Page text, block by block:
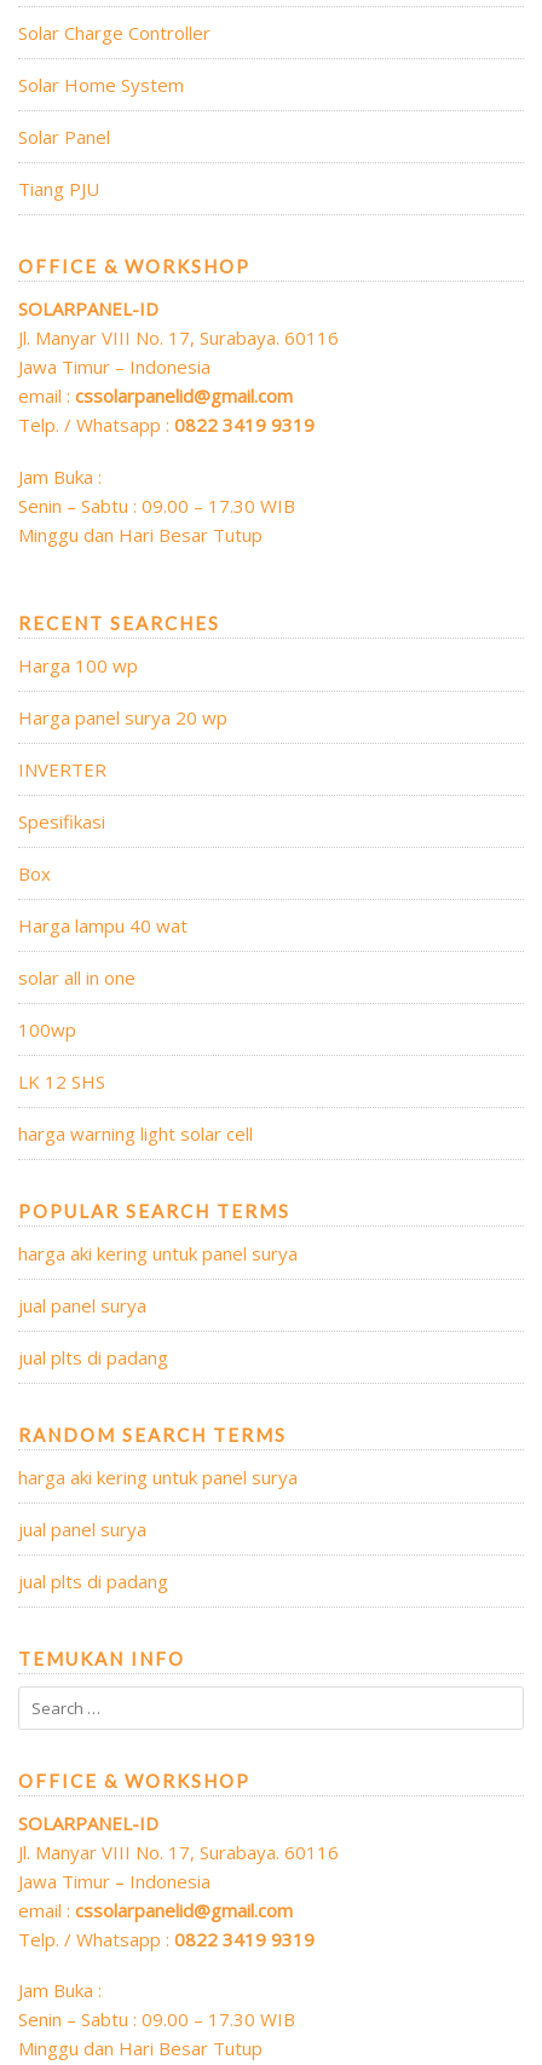
Solar Charge Controller
Solar Home System
Solar Panel
Tiang PJU
OFFICE & WORKSHOP
SOLARPANEL-ID
Jl. Manyar VIII No. 17, Surabaya. 60116
Jawa Timur – Indonesia
email : cssolarpanelid@gmail.com
Telp. / Whatsapp : 0822 3419 9319
Jam Buka :
Senin – Sabtu : 09.00 – 17.30 WIB
Minggu dan Hari Besar Tutup
RECENT SEARCHES
Harga 100 wp
Harga panel surya 20 wp
INVERTER
Spesifikasi
Box
Harga lampu 40 wat
solar all in one
100wp
LK 12 SHS
harga warning light solar cell
POPULAR SEARCH TERMS
harga aki kering untuk panel surya
jual panel surya
jual plts di padang
RANDOM SEARCH TERMS
harga aki kering untuk panel surya
jual panel surya
jual plts di padang
TEMUKAN INFO
OFFICE & WORKSHOP
SOLARPANEL-ID
Jl. Manyar VIII No. 17, Surabaya. 60116
Jawa Timur – Indonesia
email : cssolarpanelid@gmail.com
Telp. / Whatsapp : 0822 3419 9319
Jam Buka :
Senin – Sabtu : 09.00 – 17.30 WIB
Minggu dan Hari Besar Tutup